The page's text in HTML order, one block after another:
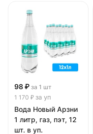
98 ₽ за 1 шт
1 170 ₽ за уп
Вода Новый Арзни
1 литр, газ, пэт, 12
шт. в уп.